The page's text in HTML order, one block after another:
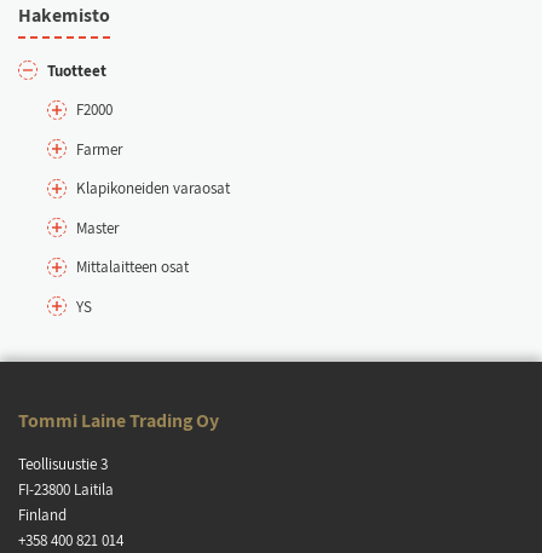
Ha­ke­mis­to
Tuot­teet
F2000
Far­mer
Kla­pi­ko­nei­den va­rao­sat
Mas­ter
Mit­ta­lait­teen osat
YS
määrä
Tom­mi Lai­ne Tra­ding Oy
Teol­li­suus­tie 3
FI-23800 Lai­ti­la
Fin­land
+358 400 821 014